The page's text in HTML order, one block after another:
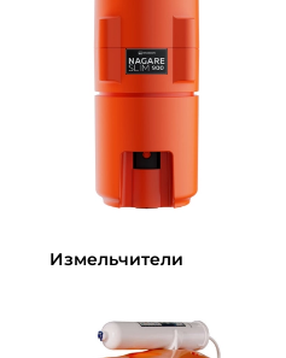
Измельчители